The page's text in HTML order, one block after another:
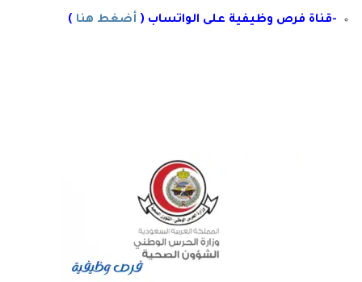
-قناة فرص وظيفية على الواتساب ( أضغط هنا )